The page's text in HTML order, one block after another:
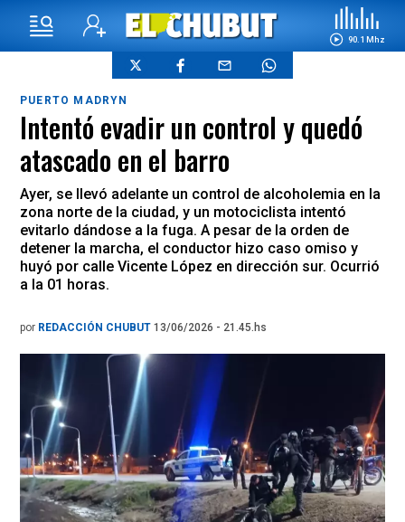
90.1 Mhz
PUERTO MADRYN
Intentó evadir un control y quedó
atascado en el barro
Ayer, se llevó adelante un control de alcoholemia en la
zona norte de la ciudad, y un motociclista intentó
evitarlo dándose a la fuga. A pesar de la orden de
detener la marcha, el conductor hizo caso omiso y
huyó por calle Vicente López en dirección sur. Ocurrió
a la 01 horas.
por REDACCIÓN CHUBUT 13/06/2026 - 21.45.hs